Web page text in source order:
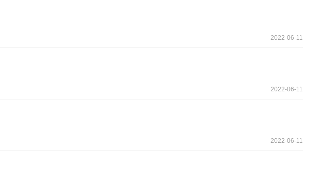
2022-06-11
2022-06-11
2022-06-11